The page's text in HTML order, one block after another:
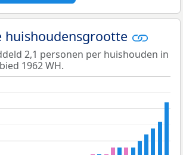
huishoudensgrootte
2,1 personen per huishouden in
1962 WH.